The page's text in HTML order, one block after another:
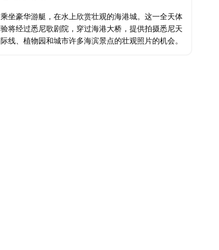
乘坐豪华游艇，在水上欣赏壮观的海港城。这一全天体
验将经过悉尼歌剧院，穿过海港大桥，提供拍摄悉尼天
际线、植物园和城市许多海滨景点的壮观照片的机会。